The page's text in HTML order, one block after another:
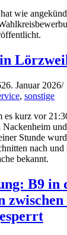
wie
26. Januar 2026
, sonstige
es kurz vor
Stunde
nach
bekannt.
B9 in